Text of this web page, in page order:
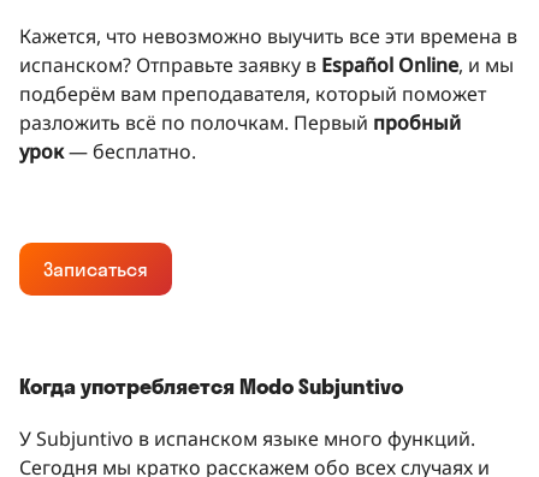
Кажется, что невозможно выучить все эти времена в
испанском? Отправьте заявку в Español Online, и мы
подберём вам преподавателя, который поможет
разложить всё по полочкам. Первый пробный
урок— бесплатно.
Записаться
Когда употребляется Modo Subjuntivo
У Subjuntivo в испанском языке много функций.
Сегодня мы кратко расскажем обо всех случаях и